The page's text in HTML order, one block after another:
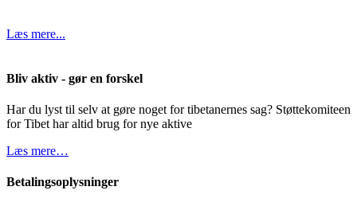
Læs mere...
Bliv aktiv - gør en forskel
Har du lyst til selv at gøre noget for tibetanernes sag? Støttekomiteen
for Tibet har altid brug for nye aktive
Læs mere…
Betalingsoplysninger